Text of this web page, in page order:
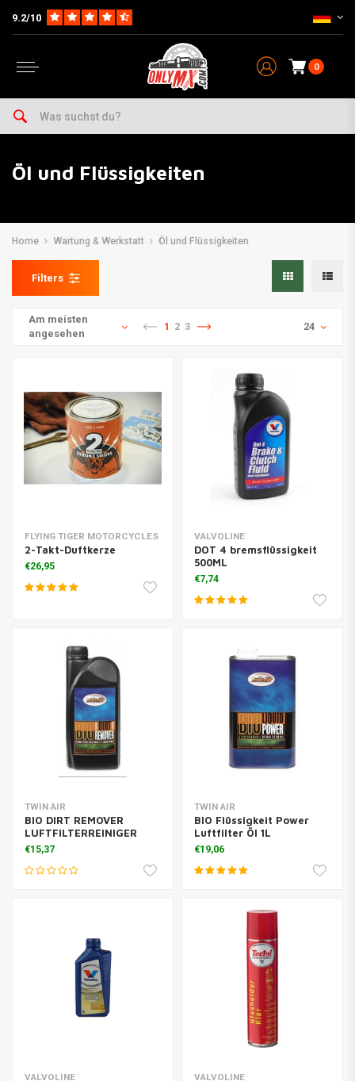
9.2/10
0
Öl und Flüssigkeiten
Home Wartung & Werkstatt Öl und Flüssigkeiten
Filters
Am meisten
angesehen
1 2 3 24
FLYING TIGER MOTORCYCLES
2-Takt-Duftkerze
€26,95
VALVOLINE
DOT 4 bremsflüssigkeit
500ML
€7,74
TWIN AIR
BIO DIRT REMOVER
LUFTFILTERREINIGER
€15,37
TWIN AIR
BIO Flüssigkeit Power
Luftfilter Öl 1L
€19,06
VALVOLINE VALVOLINE